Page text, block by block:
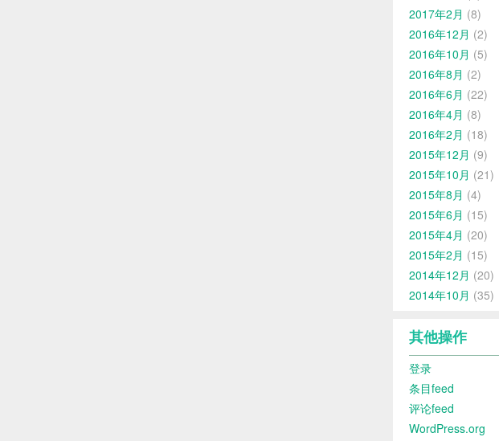
2017年2月 (8)
2016年12月 (2)
2016年10月 (5)
2016年8月 (2)
2016年6月 (22)
2016年4月 (8)
2016年2月 (18)
2015年12月 (9)
2015年10月 (21)
2015年8月 (4)
2015年6月 (15)
2015年4月 (20)
2015年2月 (15)
2014年12月 (20)
2014年10月 (35)
其他操作
登录
条目feed
评论feed
WordPress.org